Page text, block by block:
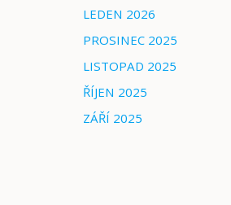
LEDEN 2026
PROSINEC 2025
LISTOPAD 2025
ŘÍJEN 2025
ZÁŘÍ 2025